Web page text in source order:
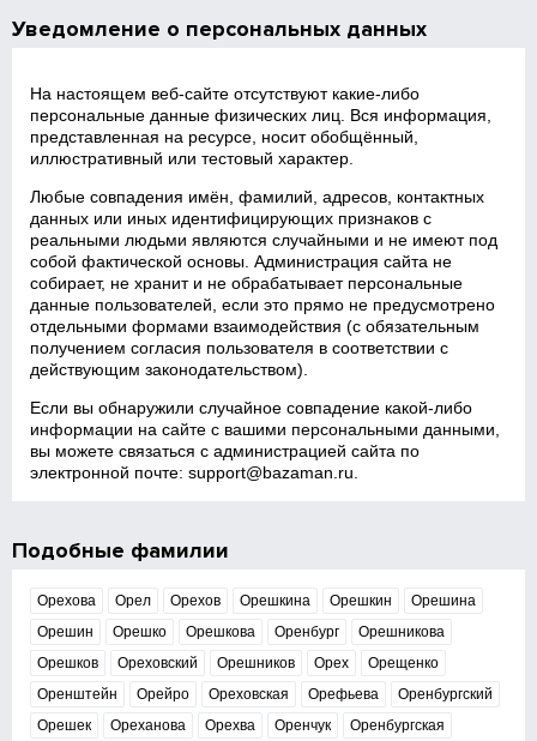
Уведомление о персональных данных
На настоящем веб‑сайте отсутствуют какие‑либо
персональные данные физических лиц. Вся информация,
представленная на ресурсе, носит обобщённый,
иллюстративный или тестовый характер.
Любые совпадения имён, фамилий, адресов, контактных
данных или иных идентифицирующих признаков с
реальными людьми являются случайными и не имеют под
собой фактической основы. Администрация сайта не
собирает, не хранит и не обрабатывает персональные
данные пользователей, если это прямо не предусмотрено
отдельными формами взаимодействия (с обязательным
получением согласия пользователя в соответствии с
действующим законодательством).
Если вы обнаружили случайное совпадение какой‑либо
информации на сайте с вашими персональными данными,
вы можете связаться с администрацией сайта по
электронной почте:support@bazaman.ru
Подобные фамилии
Орехова Орел Орехов Орешкина Орешкин
Орешина
Орешин
Орешко Орешкова Оренбург
Орешникова
Орешков
Ореховский Орешников Орех
Орещенко
Оренштейн
Орейро Ореховская Орефьева
Оренбургский
Орешек
Ореханова Орехва Оренчук Оренбургская